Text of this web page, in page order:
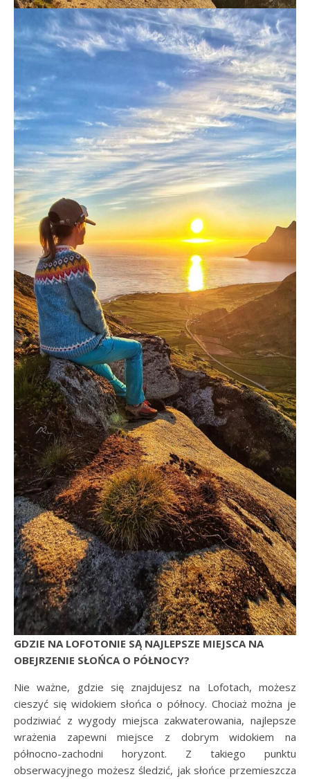
GDZIE NA LOFOTONIE SĄ NAJLEPSZE MIEJSCA NA
OBEJRZENIE SŁOŃCA O PÓŁNOCY?
Nie ważne, gdzie się znajdujesz na Lofotach, możesz
cieszyć się widokiem słońca o północy. Chociaż można je
podziwiać z wygody miejsca zakwaterowania, najlepsze
wrażenia zapewni miejsce z dobrym widokiem na
północno-zachodni horyzont. Z takiego punktu
obserwacyjnego możesz śledzić, jak słońce przemieszcza